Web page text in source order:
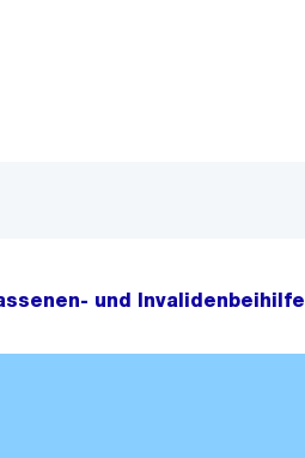
und Invalidenbeihilfe